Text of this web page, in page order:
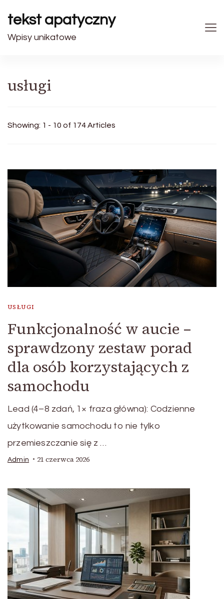
tekst apatyczny
Wpisy unikatowe
usługi
Showing: 1 - 10 of 174 Articles
USŁUGI
Funkcjonalność w aucie –
sprawdzony zestaw porad
dla osób korzystających z
samochodu
Lead (4–8 zdań, 1× fraza główna): Codzienne
użytkowanie samochodu to nie tylko
przemieszczanie się z …
Admin 21 czerwca 2026